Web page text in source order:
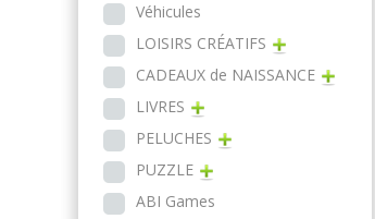
Véhicules
LOISIRS CRÉATIFS
CADEAUX de NAISSANCE
LIVRES
PELUCHES
PUZZLE
ABI Games